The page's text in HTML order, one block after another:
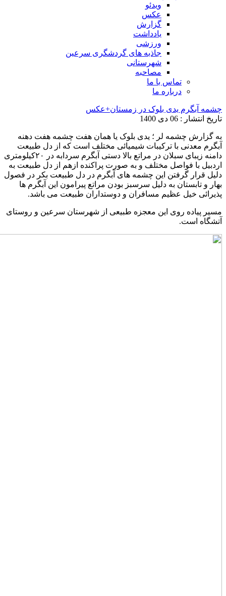
ویدئو
عکس
گزارش
یادداشت
ورزشی
جاذبه های گردشگری سرعین
شهرستانی
مصاحبه
تماس با ما
درباره ما
چشمه آبگرم یدی بلوک در زمستان+عکس
تاریخ انتشار : 06 دی 1400
به گزارش چشمه لر ؛ یدی بلوک یا همان هفت چشمه هفت دهنه
آبگرم معدنی با ترکیبات شیمیائی مختلف است که از دل طبیعت
دامنه زیبای سبلان در مراتع بالا دستی آبگرم سردابه در ۲۰کیلومتری
اردبیل با فواصل مختلف و به صورت پراکنده ازهم از دل طبیعت به
دلیل قرار گرفتن این چشمه های آبگرم در دل طبیعت بکر در فصول
بهار و تابستان به دلیل سرسبز بودن مراتع پیرامون این آبگرم ها
پذیرائی خیل عظیم مسافران و دوستداران طبیعت می باشد.
مسیر پیاده روی این معجزه طبیعی از شهرستان سرعین و روستای
آتشگاه است.